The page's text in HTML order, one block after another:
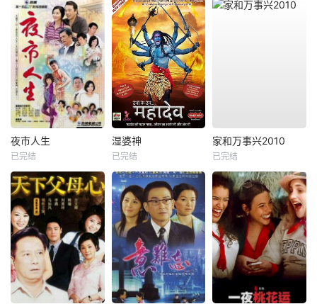
夜市人生
已完结
湿婆神
已完结
家和万事兴2010
已完结